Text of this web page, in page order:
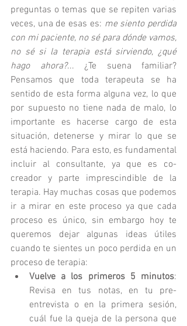
preguntas o temas que se repiten varias
veces, una de esas es: me siento perdida
con mi paciente, no sé para dónde vamos,
no sé si la terapia está sirviendo, ¿qué
hago ahora?... ¿Te suena familiar?
Pensamos que toda terapeuta se ha
sentido de esta forma alguna vez, lo que
por supuesto no tiene nada de malo, lo
importante es hacerse cargo de esta
situación, detenerse y mirar lo que se
está haciendo. Para esto, es fundamental
incluir al consultante, ya que es co-
creador y parte imprescindible de la
terapia. Hay muchas cosas que podemos
ir a mirar en este proceso ya que cada
proceso es único, sin embargo hoy te
queremos dejar algunas ideas útiles
cuando te sientes un poco perdida en un
proceso de terapia:
Vuelve a los primeros 5 minutos:
Revisa en tus notas, en tu pre-
entrevista o en la primera sesión,
cuál fue la queja de la persona que